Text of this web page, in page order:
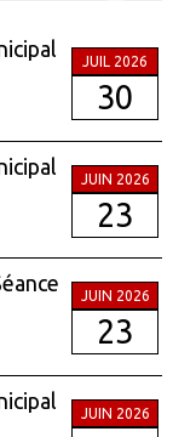
JUIL 2026
30
JUIN 2026
23
JUIN 2026
23
JUIN 2026